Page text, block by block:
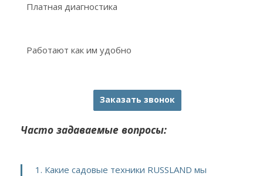
Платная диагностика
Работают как им удобно
Заказать звонок
Часто задаваемые вопросы:
1. Какие садовые техники RUSSLAND мы